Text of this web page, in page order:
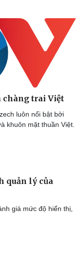
chàng trai Việt
luôn nổi bật bởi
khuôn mặt thuần Việt.